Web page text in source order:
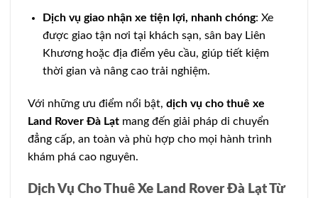
Dịch vụ giao nhận xe tiện lợi, nhanh chóng: Xe
được giao tận nơi tại khách sạn, sân bay Liên
Khương hoặc địa điểm yêu cầu, giúp tiết kiệm
thời gian và nâng cao trải nghiệm.
Với những ưu điểm nổi bật, dịch vụ cho thuê xe
Land Rover Đà Lạt mang đến giải pháp di chuyển
đẳng cấp, an toàn và phù hợp cho mọi hành trình
khám phá cao nguyên.
Dịch Vụ Cho Thuê Xe Land Rover Đà Lạt Từ